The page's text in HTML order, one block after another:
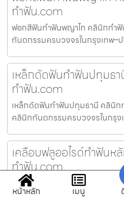
ทำฟัน.com
ฟอกสีฟันทำฟันพญาไท คลินิกทำ
ทันตกรรมครบวงจรในกรุงเทพ
เหล็กดัดฟันทำฟันปทุมธ
ทำฟัน.com
เหล็กดัดฟันทำฟันปทุมธานี คลินิ
คลินิกทันตกรรมครบวงจรในกรุ
เคลือบฟลูออไรด์ทำฟัน
ทำฟัน.com
เคลือบฟลูออไรด์ทำฟันหลักสี่ ค
หน้าหลัก เมนู